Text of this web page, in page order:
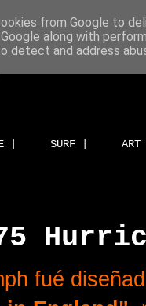
| SURF |
fué
from Google to
along with
detect and address